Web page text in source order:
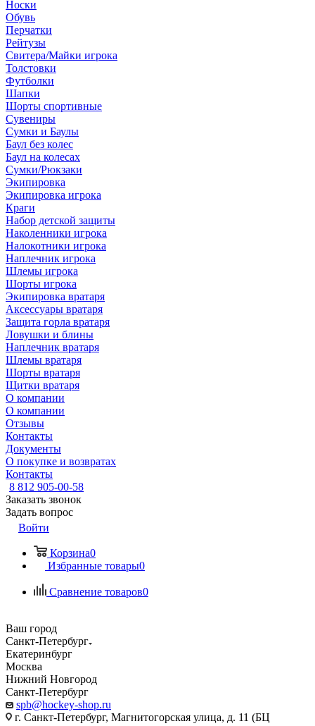
Носки
Обувь
Перчатки
Рейтузы
Свитера/Майки игрока
Толстовки
Футболки
Шапки
Шорты спортивные
Сувениры
Сумки и Баулы
Баул без колес
Баул на колесах
Сумки/Рюкзаки
Экипировка
Экипировка игрока
Краги
Набор детской защиты
Наколенники игрока
Налокотники игрока
Наплечник игрока
Шлемы игрока
Шорты игрока
Экипировка вратаря
Аксессуары вратаря
Защита горла вратаря
Ловушки и блины
Наплечник вратаря
Шлемы вратаря
Шорты вратаря
Щитки вратаря
О компании
О компании
Отзывы
Контакты
Документы
О покупке и возвратах
Контакты
8 812 905-00-58
Заказать звонок
Задать вопрос
Войти
Корзина0
Избранные товары0
Сравнение товаров0
Ваш город
Санкт-Петербург
Екатеринбург
Москва
Нижний Новгород
Санкт-Петербург
spb@hockey-shop.ru
г. Санкт-Петербург, Магнитогорская улица, д. 11 (БЦ